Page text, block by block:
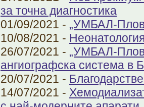
за точна диагностика
01/09/2021 - „УМБАЛ-
10/08/2021 -
26/07/2021 - „УМБАЛ-
ангиографска система в
20/07/2021 -
14/07/2021 -